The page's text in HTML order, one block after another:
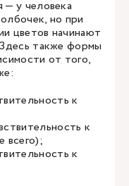
у человека
но при
цветов начинают
также формы
от того,
к
к
всего);
к